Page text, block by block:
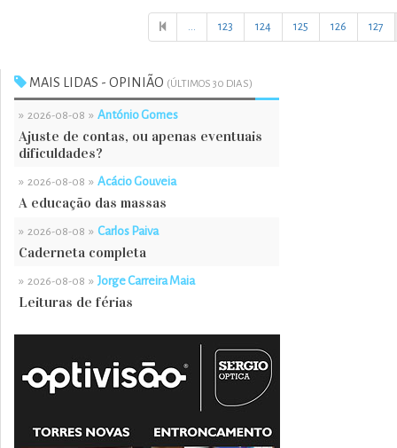
... 123 124 125 126 127
MAIS LIDAS - OPINIÃO (ÚLTIMOS 30 DIAS)
» 2026-08-08 » António Gomes
Ajuste de contas, ou apenas eventuais
dificuldades?
» 2026-08-08 » Acácio Gouveia
A educação das massas
» 2026-08-08 » Carlos Paiva
Caderneta completa
» 2026-08-08 » Jorge Carreira Maia
Leituras de férias